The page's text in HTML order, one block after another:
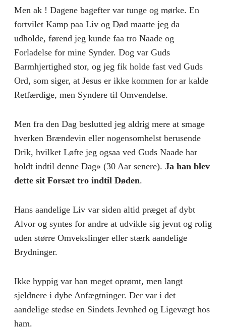
Men ak ! Dagene bagefter var tunge og mørke. En
fortvilet Kamp paa Liv og Død maatte jeg da
udholde, førend jeg kunde faa tro Naade og
Forladelse for mine Synder. Dog var Guds
Barmhjertighed stor, og jeg fik holde fast ved Guds
Ord, som siger, at Jesus er ikke kommen for ar kalde
Retfærdige, men Syndere til Omvendelse.
Men fra den Dag beslutted jeg aldrig mere at smage
hverken Brændevin eller nogensomhelst berusende
Drik, hvilket Løfte jeg ogsaa ved Guds Naade har
holdt indtil denne Dag» (30 Aar senere). Ja han blev
dette sit Forsæt tro indtil Døden.
Hans aandelige Liv var siden altid præget af dybt
Alvor og syntes for andre at udvikle sig jevnt og rolig
uden større Omvekslinger eller stærk aandelige
Brydninger.
Ikke hyppig var han meget oprømt, men langt
sjeldnere i dybe Anfægtninger. Der var i det
aandelige stedse en Sindets Jevnhed og Ligevægt hos
ham.